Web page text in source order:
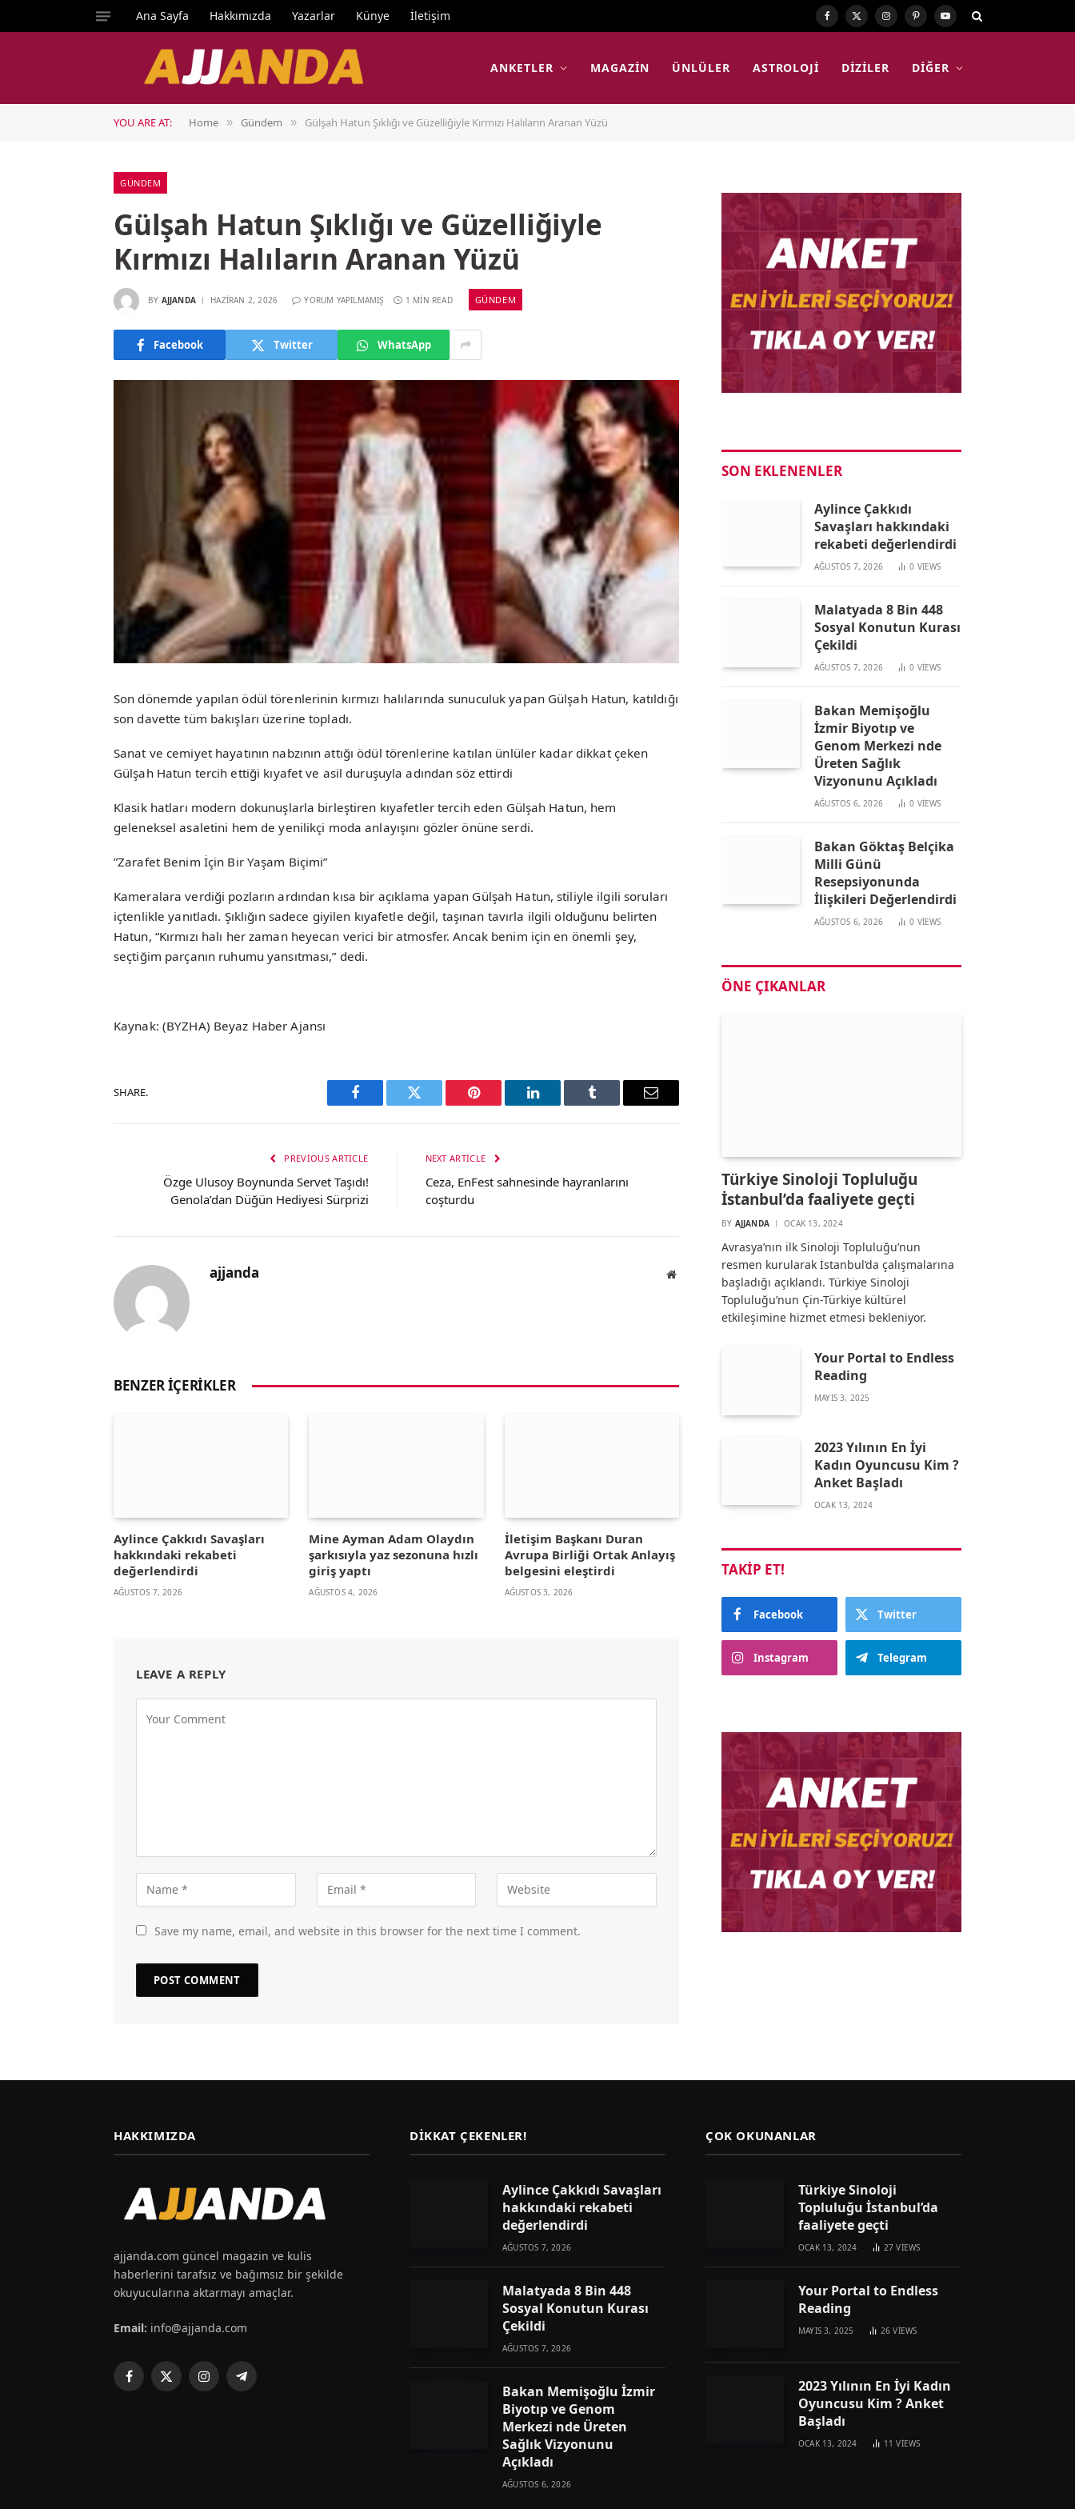
Ana Sayfa Hakkımızda Yazarlar Künye İletişim Facebook
X
Instagram
PinterestYouTube
ANKETLER MAGAZIN ÜNLÜLER ASTROLOJI DIZILER DIĞER
YOU ARE AT: Home » Gündem » Gülşah Hatun Şıklığı ve Güzelliğiyle Kırmızı Halıların Aranan Yüzü
GÜNDEM
Gülşah Hatun Şıklığı ve Güzelliğiyle
Kırmızı Halıların Aranan Yüzü
BY AJJANDA HAZIRAN 2, 2026 YORUM YAPILMAMIŞ 1 MIN READ GÜNDEM
Facebook Twitter WhatsApp
Son dönemde yapılan ödül törenlerinin kırmızı halılarında sunuculuk yapan Gülşah Hatun, katıldığı
son davette tüm bakışları üzerine topladı.
Sanat ve cemiyet hayatının nabzının attığı ödül törenlerine katılan ünlüler kadar dikkat çeken
Gülşah Hatun tercih ettiği kıyafet ve asil duruşuyla adından söz ettirdi
Klasik hatları modern dokunuşlarla birleştiren kıyafetler tercih eden Gülşah Hatun, hem
geleneksel asaletini hem de yenilikçi moda anlayışını gözler önüne serdi.
​”Zarafet Benim İçin Bir Yaşam Biçimi”
​Kameralara verdiği pozların ardından kısa bir açıklama yapan Gülşah Hatun, stiliyle ilgili soruları
içtenlikle yanıtladı. Şıklığın sadece giyilen kıyafetle değil, taşınan tavırla ilgili olduğunu belirten
Hatun, “Kırmızı halı her zaman heyecan verici bir atmosfer. Ancak benim için en önemli şey,
seçtiğim parçanın ruhumu yansıtması,” dedi.
Kaynak: (BYZHA) Beyaz Haber Ajansı
SHARE.
Facebook Twitter Pinterest LinkedIn Tumblr Email
PREVIOUS ARTICLE
Özge Ulusoy Boynunda Servet Taşıdı!
Genola’dan Düğün Hediyesi Sürprizi
NEXT ARTICLE
Ceza, EnFest sahnesinde hayranlarını
coşturdu
ajjanda Website
BENZER İÇERIKLER
Aylince Çakkıdı Savaşları
hakkındaki rekabeti
değerlendirdi
AĞUSTOS 7, 2026
Mine Ayman Adam Olaydın
şarkısıyla yaz sezonuna hızlı
giriş yaptı
AĞUSTOS 4, 2026
İletişim Başkanı Duran
Avrupa Birliği Ortak Anlayış
belgesini eleştirdi
AĞUSTOS 3, 2026
LEAVE A REPLY
Save my name, email, and website in this browser for the next time I comment.
SON EKLENENLER
Aylince Çakkıdı
Savaşları hakkındaki
rekabeti değerlendirdi
AĞUSTOS 7, 2026 0 VIEWS
Malatyada 8 Bin 448
Sosyal Konutun Kurası
Çekildi
AĞUSTOS 7, 2026 0 VIEWS
Bakan Memişoğlu
İzmir Biyotıp ve
Genom Merkezi nde
Üreten Sağlık
Vizyonunu Açıkladı
AĞUSTOS 6, 2026 0 VIEWS
Bakan Göktaş Belçika
Milli Günü
Resepsiyonunda
İlişkileri Değerlendirdi
AĞUSTOS 6, 2026 0 VIEWS
ÖNE ÇIKANLAR
Türkiye Sinoloji Topluluğu
İstanbul’da faaliyete geçti
BY AJJANDA OCAK 13, 2024
Avrasya’nın ilk Sinoloji Topluluğu’nun
resmen kurularak İstanbul’da çalışmalarına
başladığı açıklandı. Türkiye Sinoloji
Topluluğu’nun Çin-Türkiye kültürel
etkileşimine hizmet etmesi bekleniyor.
Your Portal to Endless
Reading
MAYIS 3, 2025
2023 Yılının En İyi
Kadın Oyuncusu Kim ?
Anket Başladı
OCAK 13, 2024
TAKIP ET!
Facebook Twitter
Instagram Telegram
HAKKIMIZDA
ajjanda.com güncel magazin ve kulis
haberlerini tarafsız ve bağımsız bir şekilde
okuyucularına aktarmayı amaçlar.
Email: info@ajjanda.com
Facebook
X
InstagramTelegram
DIKKAT ÇEKENLER!
Aylince Çakkıdı Savaşları
hakkındaki rekabeti
değerlendirdi
AĞUSTOS 7, 2026
Malatyada 8 Bin 448
Sosyal Konutun Kurası
Çekildi
AĞUSTOS 7, 2026
Bakan Memişoğlu İzmir
Biyotıp ve Genom
Merkezi nde Üreten
Sağlık Vizyonunu
Açıkladı
AĞUSTOS 6, 2026
ÇOK OKUNANLAR
Türkiye Sinoloji
Topluluğu İstanbul’da
faaliyete geçti
OCAK 13, 2024 27VIEWS
Your Portal to Endless
Reading
MAYIS 3, 2025 26VIEWS
2023 Yılının En İyi Kadın
Oyuncusu Kim ? Anket
Başladı
OCAK 13, 2024 11VIEWS